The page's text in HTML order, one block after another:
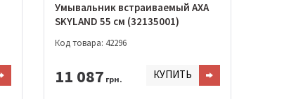
Умывальник встраиваемый AXA
SKYLAND 55 см (32135001)
Код товара: 42296
11 087 грн. КУПИТЬ